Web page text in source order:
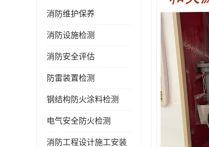
消防维护保养
消防设施检测
消防安全评估
防雷装置检测
钢结构防火涂料检测
电气安全防火检测
消防工程设计施工安装